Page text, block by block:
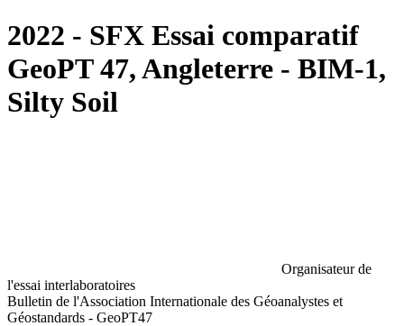
2022 - SFX Essai comparatif
GeoPT 47, Angleterre - BIM-1,
Silty Soil
Organisateur de
l'essai interlaboratoires
Bulletin de l'Association Internationale des Géoanalystes et
Géostandards - GeoPT47